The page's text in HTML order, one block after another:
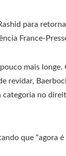
para
France-
mais
revidar,
no
que